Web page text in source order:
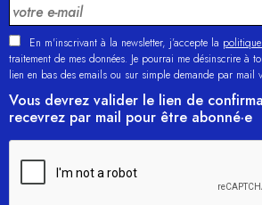
En m'inscrivant à la newsletter, j’accepte la
traitement de mes données. Je pourrai me désinscrire à
lien en bas des emails ou sur simple demande par mail
Vous devrez valider le lien de
recevrez par mail pour être abonné·e